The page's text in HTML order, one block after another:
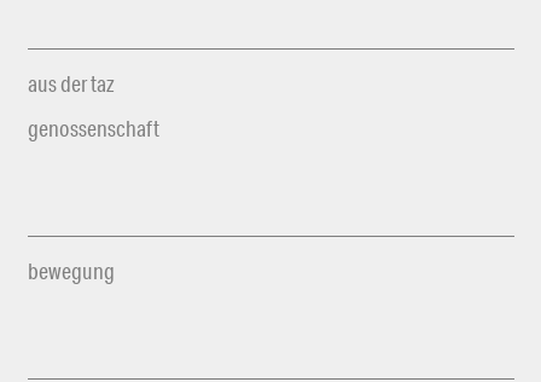
aus der taz
genossenschaft
bewegung